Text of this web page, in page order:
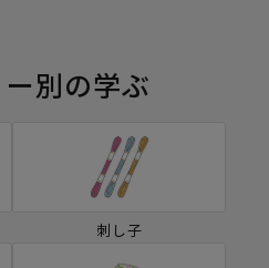
別の学ぶ
刺し子